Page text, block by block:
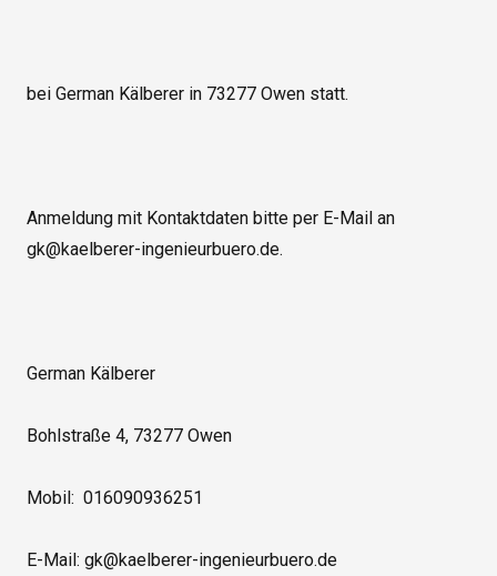
bei German Kälberer in 73277 Owen statt.
Anmeldung mit Kontaktdaten bitte per E-Mail an
gk@kaelberer-ingenieurbuero.de.
German Kälberer
Bohlstraße 4, 73277 Owen
Mobil:  016090936251
E-Mail: gk@kaelberer-ingenieurbuero.de